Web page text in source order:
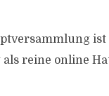
reine online